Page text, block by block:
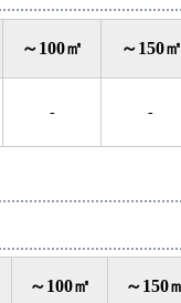
～100㎡ ～150㎡
- -
～100㎡ ～150